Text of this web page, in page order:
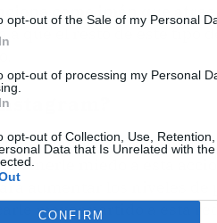
opt-out of the Sale of my Personal
opt-out of processing my Personal
opt-out of Collection, Use,
Data that Is Unrelated with
CONFIRM
como imán que atrae
que el resto de este tipo
común de la que todos
tenerle miedo a esta
aumentar los niveles de
mayor partido a esta red